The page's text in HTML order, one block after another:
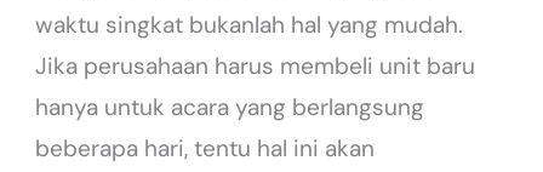
waktu singkat bukanlah hal yang mudah.
Jika perusahaan harus membeli unit baru
hanya untuk acara yang berlangsung
beberapa hari, tentu hal ini akan